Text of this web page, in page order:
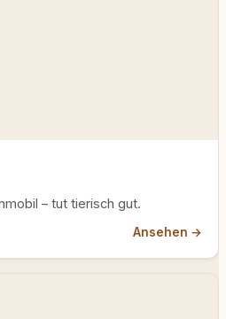
– tut tierisch gut.
Ansehen →